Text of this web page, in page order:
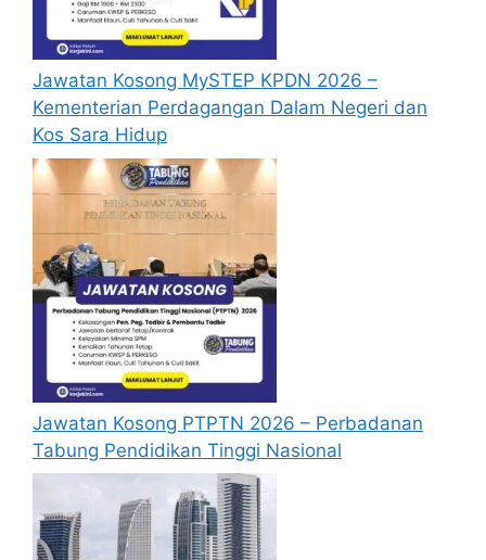
bulandari tarikh iklan ditutup hendaklah
menganggap permohonan mereka tidak
berjaya.
Mohon Online
Jawatan Kosong MySTEP KPDN 2026 –
Kementerian Perdagangan Dalam Negeri dan
Kos Sara Hidup
Jawatan Kosong PTPTN 2026 – Perbadanan
Tabung Pendidikan Tinggi Nasional